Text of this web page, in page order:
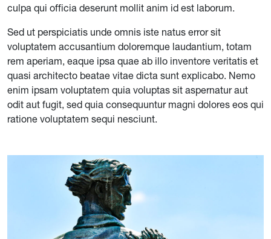
culpa qui officia deserunt mollit anim id est laborum.
Sed ut perspiciatis unde omnis iste natus error sit
voluptatem accusantium doloremque laudantium, totam
rem aperiam, eaque ipsa quae ab illo inventore veritatis et
quasi architecto beatae vitae dicta sunt explicabo. Nemo
enim ipsam voluptatem quia voluptas sit aspernatur aut
odit aut fugit, sed quia consequuntur magni dolores eos qui
ratione voluptatem sequi nesciunt.